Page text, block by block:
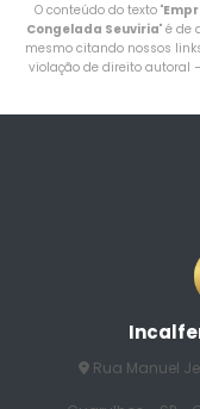
O conteúdo do texto "
Congelada Seuviria" é de
mesmo citando nossos
violação de direito autoral
Rua Manuel